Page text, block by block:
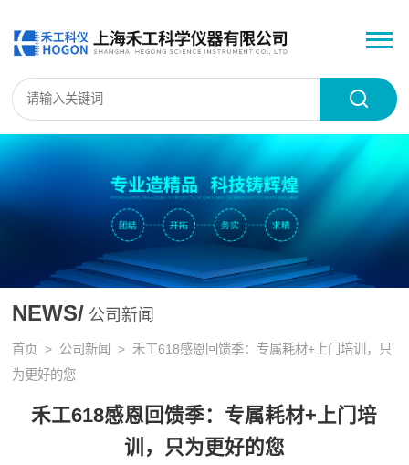
NEWS/ 公司新闻
首页 > 公司新闻
> 禾工618感恩回馈季：专属耗材+上门培训，只
为更好的您
禾工618感恩回馈季：专属耗材+上门培
训，只为更好的您